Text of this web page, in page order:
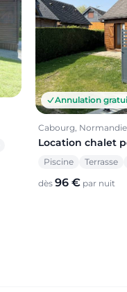
Annulation
Cabourg, Normandie
Location chalet
Piscine Terrasse
dès 96 € par nuit